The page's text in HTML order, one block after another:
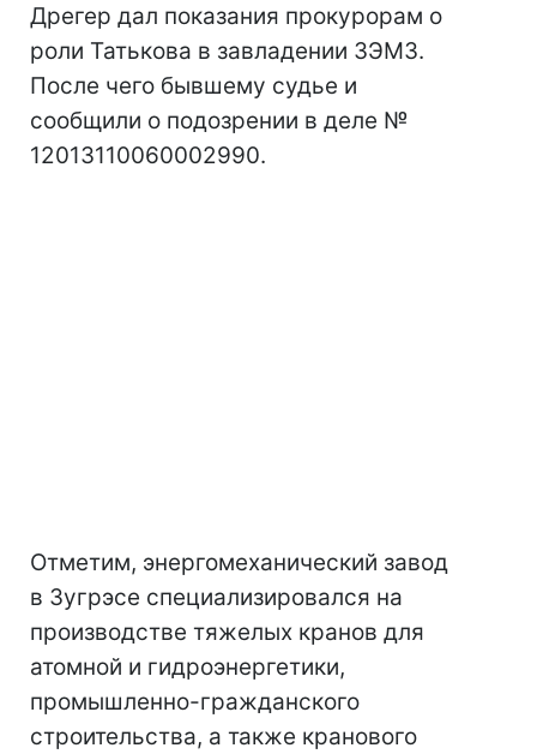
Дрегер дал показания прокурорам о
роли Татькова в завладении ЗЭМЗ.
После чего бывшему судье и
сообщили о подозрении в деле №
12013110060002990.
Отметим, энергомеханический завод
в Зугрэсе специализировался на
производстве тяжелых кранов для
атомной и гидроэнергетики,
промышленно-гражданского
строительства, а также кранового